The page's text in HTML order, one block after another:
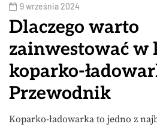
9 września 2024
Dlaczego warto
zainwestować w
koparko-
Przewodnik
Koparko-ładowarka to jedno z